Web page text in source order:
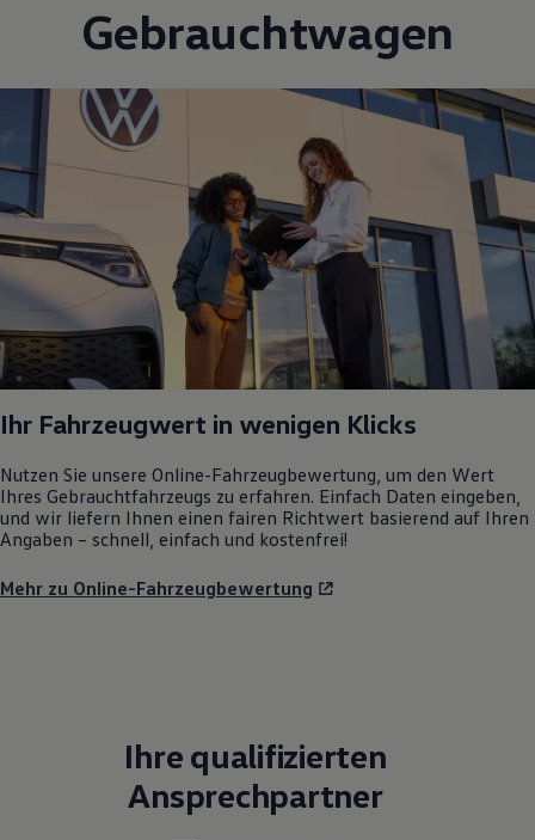
Gebrauchtwagen
Ihr Fahrzeugwert in wenigen Klicks
Nutzen Sie unsere Online-Fahrzeugbewertung, um den Wert
Ihres Gebrauchtfahrzeugs zu erfahren. Einfach Daten eingeben,
und wir liefern Ihnen einen fairen Richtwert basierend auf Ihren
Angaben – schnell, einfach und kostenfrei!
Mehr zu Online-Fahrzeugbewertung
Ihre qualifizierten
Ansprechpartner